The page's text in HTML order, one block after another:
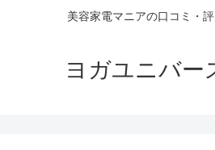
美容家電マニアの口コミ・評
ヨガユニバー